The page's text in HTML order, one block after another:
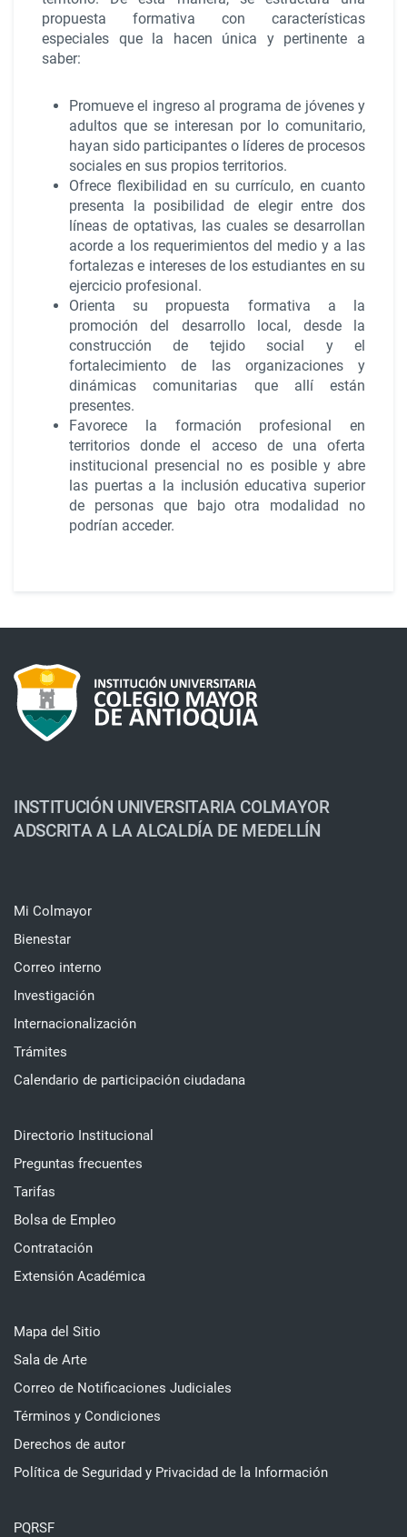
propuesta formativa con características
especiales que la hacen única y pertinente a
saber:
Promueve el ingreso al programa de jóvenes y
adultos que se interesan por lo comunitario,
hayan sido participantes o líderes de procesos
sociales en sus propios territorios.
Ofrece flexibilidad en su currículo, en cuanto
presenta la posibilidad de elegir entre dos
líneas de optativas, las cuales se desarrollan
acorde a los requerimientos del medio y a las
fortalezas e intereses de los estudiantes en su
ejercicio profesional.
Orienta su propuesta formativa a la
promoción del desarrollo local, desde la
construcción de tejido social y el
fortalecimiento de las organizaciones y
dinámicas comunitarias que allí están
presentes.
Favorece la formación profesional en
territorios donde el acceso de una oferta
institucional presencial no es posible y abre
las puertas a la inclusión educativa superior
de personas que bajo otra modalidad no
podrían acceder.
INSTITUCIÓN UNIVERSITARIA COLMAYOR
ADSCRITA A LA ALCALDÍA DE MEDELLÍN
Mi Colmayor
Bienestar
Correo interno
Investigación
Internacionalización
Trámites
Calendario de participación ciudadana
Directorio Institucional
Preguntas frecuentes
Tarifas
Bolsa de Empleo
Contratación
Extensión Académica
Mapa del Sitio
Sala de Arte
Correo de Notificaciones Judiciales
Términos y Condiciones
Derechos de autor
Política de Seguridad y Privacidad de la Información
PQRSF